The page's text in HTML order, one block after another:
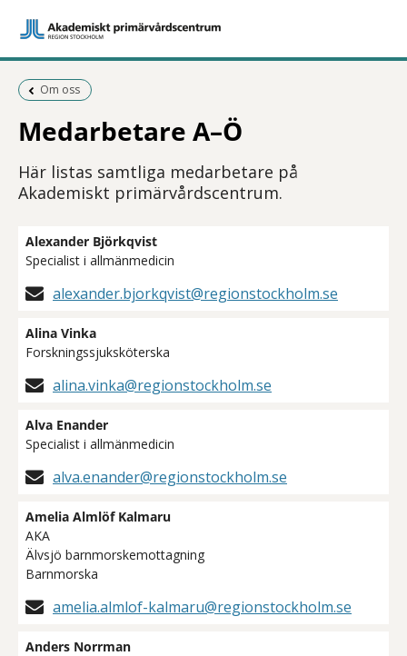
Föregående sida:
Om oss
Medarbetare A–Ö
Här listas samtliga medarbetare på
Akademiskt primärvårdscentrum.
Alexander Björkqvist
Specialist i allmänmedicin
alexander.bjorkqvist@regionstockholm.se
Alina Vinka
Forskningssjuksköterska
alina.vinka@regionstockholm.se
Alva Enander
Specialist i allmänmedicin
alva.enander@regionstockholm.se
Amelia Almlöf Kalmaru
AKA
Älvsjö barnmorskemottagning
Barnmorska
amelia.almlof-kalmaru@regionstockholm.se
Anders Norrman